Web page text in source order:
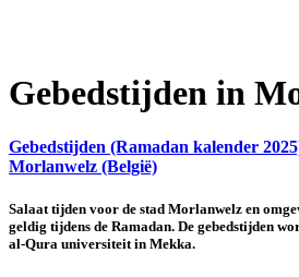
Gebedstijden in
Gebedstijden (Ramadan kalender
Morlanwelz (België)
Salaat tijden voor de stad Morlanwelz en
geldig tijdens de Ramadan. De gebedstijden
al-Qura universiteit in Mekka.